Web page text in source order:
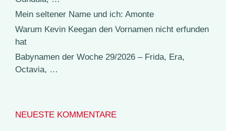
Mein seltener Name und ich: Amonte
Warum Kevin Keegan den Vornamen nicht erfunden
hat
Babynamen der Woche 29/2026 – Frida, Era,
Octavia, …
NEUESTE KOMMENTARE